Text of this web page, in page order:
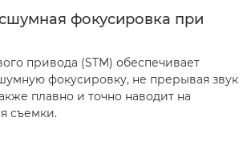
фокусировка при
привода (STM) обеспечивает
фокусировку, не прерывая звук
плавно и точно наводит на
съемки.